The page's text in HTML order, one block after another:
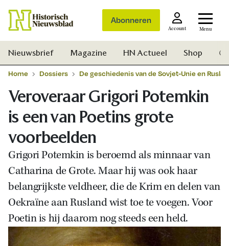
Abonneren
Account Menu
Zoek
Nieuwsbrief Magazine HN Actueel Shop
Home Dossiers De geschiedenis van de Sovjet-Unie en
Veroveraar Grigori Potemkin
is een van Poetins grote
voorbeelden
Grigori Potemkin is beroemd als minnaar van
Catharina de Grote. Maar hij was ook haar
belangrijkste veldheer, die de Krim en delen van
Oekraïne aan Rusland wist toe te voegen. Voor
Poetin is hij daarom nog steeds een held.